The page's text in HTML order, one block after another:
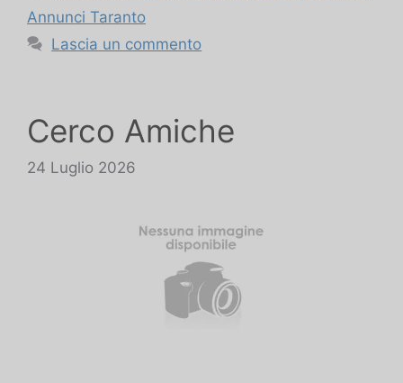
Annunci Taranto
Lascia un commento
Cerco Amiche
24 Luglio 2026